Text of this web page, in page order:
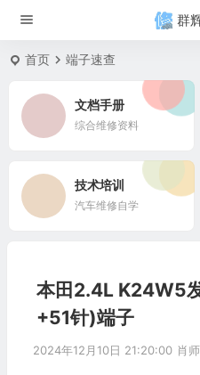
群
首页 端子速查
文档手册
综合维修资料
技术培训
汽车维修自学
本田2.4L K24W5
+51针)端子
2024年12月10日 21:20:00 肖